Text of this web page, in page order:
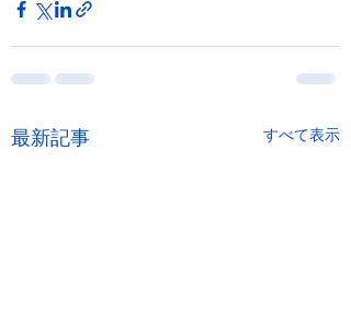
最新記事 すべて表示